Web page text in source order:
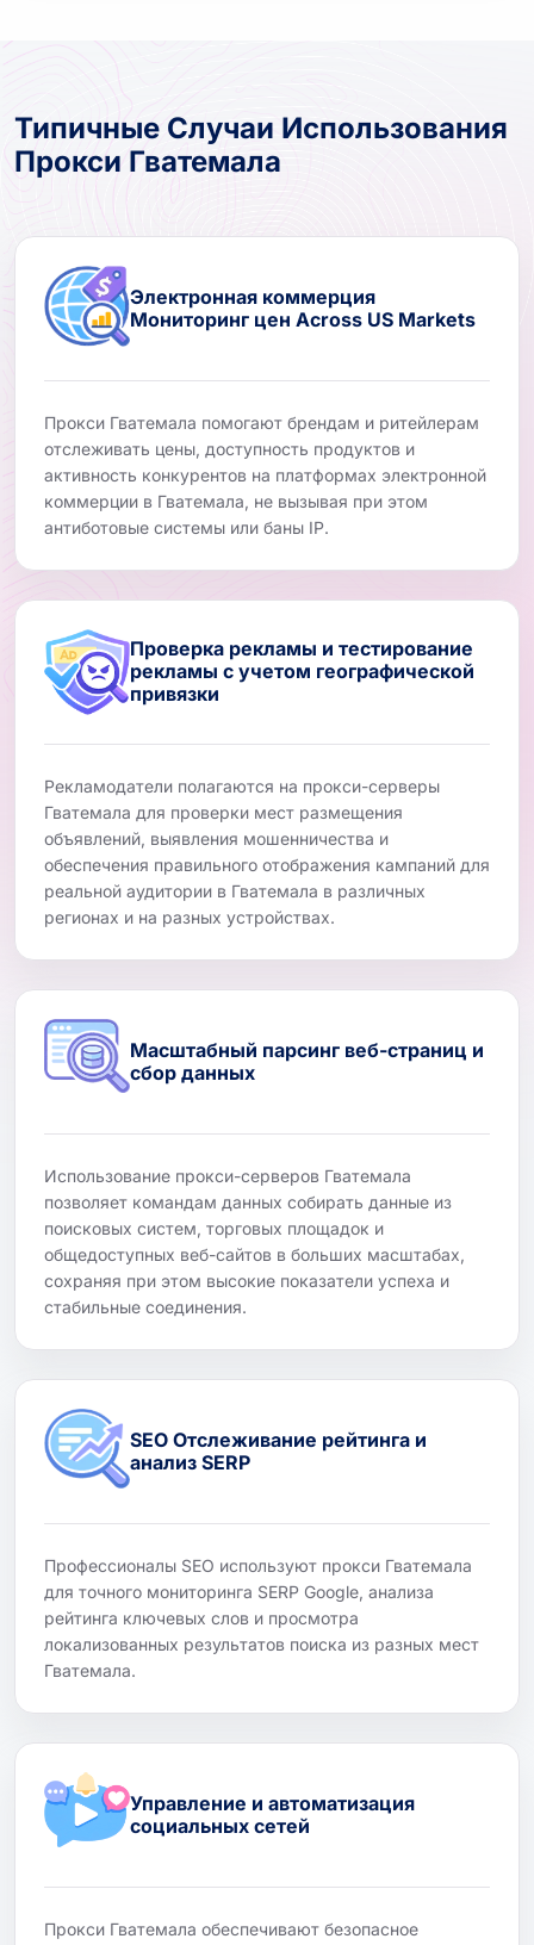
Типичные Случаи Использования
Прокси Гватемала
Электронная коммерция
Мониторинг цен Across US Markets
Прокси Гватемала помогают брендам и ритейлерам
отслеживать цены, доступность продуктов и
активность конкурентов на платформах электронной
коммерции в Гватемала, не вызывая при этом
антиботовые системы или баны IP.
Проверка рекламы и тестирование
рекламы с учетом географической
привязки
Рекламодатели полагаются на прокси-серверы
Гватемала для проверки мест размещения
объявлений, выявления мошенничества и
обеспечения правильного отображения кампаний для
реальной аудитории в Гватемала в различных
регионах и на разных устройствах.
Масштабный парсинг веб-страниц и
сбор данных
Использование прокси-серверов Гватемала
позволяет командам данных собирать данные из
поисковых систем, торговых площадок и
общедоступных веб-сайтов в больших масштабах,
сохраняя при этом высокие показатели успеха и
стабильные соединения.
SEO Отслеживание рейтинга и
анализ SERP
Профессионалы SEO используют прокси Гватемала
для точного мониторинга SERP Google, анализа
рейтинга ключевых слов и просмотра
локализованных результатов поиска из разных мест
Гватемала.
Управление и автоматизация
социальных сетей
Прокси Гватемала обеспечивают безопасное